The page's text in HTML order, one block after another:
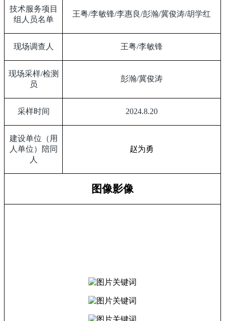
技术服务项目
组人员名单
王粤/李敏锋/李惠良/彭瀚/冀俊涛/胡学红
现场调查人 王粤/李敏锋
现场采样/检测
员
彭瀚/冀俊涛
采样时间 2024.8.20
建设单位（用
人单位）陪同
人
赵为勇
图像影像